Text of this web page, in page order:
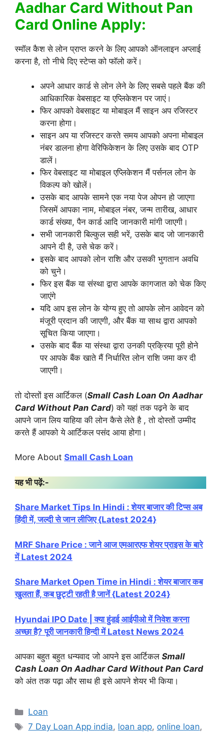
Aadhar Card Without Pan
Card Online Apply:
स्मॉल कैश से लोन प्राप्त करने के लिए आपको ऑनलाइन अप्लाई
करना है, तो नीचे दिए स्टेप्स को फॉलो करें।
अपने आधार कार्ड से लोन लेने के लिए सबसे पहले बैंक की
आधिकारिक वेबसाइट या एप्लिकेशन पर जाएं।
फिर आपको वेबसाइट या मोबाइल मैं साइन अप रजिस्टर
करना होगा।
साइन अप या रजिस्टर करते समय आपको अपना मोबाइल
नंबर डालना होगा वेरिफिकेशन के लिए उसके बाद OTP
डालें।
फिर वेबसाइट या मोबाइल एप्लिकेशन मैं पर्सनल लोन के
विकल्प को खोलें।
उसके बाद आपके सामने एक नया पेज ओपन हो जाएगा
जिसमें आपका नाम, मोबाइल नंबर, जन्म तारीख, आधार
कार्ड संख्या, पैन कार्ड आदि जानकारी मांगी जाएगी।
सभी जानकारी बिल्कुल सही भरें, उसके बाद जो जानकारी
आपने दी है, उसे चेक करें।
इसके बाद आपको लोन राशि और उसकी भुगतान अवधि
को चुने।
फिर इस बैंक या संस्था द्वारा आपके कागजात को चेक किए
जाएंगे
यदि आप इस लोन के योग्य हुए तो आपके लोन आवेदन को
मंजूरी प्रदान की जाएगी, और बैंक या साथ द्वारा आपको
सूचित किया जाएगा।
उसके बाद बैंक या संस्था द्वारा उनकी प्रक्रिया पूरी होने
पर आपके बैंक खाते मैं निर्धारित लोन राशि जमा कर दी
जाएगी।
तो दोस्तों इस आर्टिकल (Small Cash Loan On Aadhar
Card Without Pan Card) को यहां तक पढ़ने के बाद
आपने जान लिय याहिया की लोन कैसे लेते है , तो दोस्तों उम्मीद
करते हैं आपको ये आर्टिकल पसंद आया होगा।
More About Small Cash Loan
यह भी पढ़ें:-
Share Market Tips In Hindi : शेयर बाजार की टिप्स अब
हिंदी में, जल्दी से जान लीजिए {Latest 2024}
MRF Share Price : जाने आज एमआरएफ शेयर प्राइस के बारे
में Latest 2024
Share Market Open Time in Hindi : शेयर बाजार कब
खुलता हैं, कब छुट्टी रहती है जानें {Latest 2024}
Hyundai IPO Date | क्या हुंडई आईपीओ में निवेश करना
अच्छा है? पूरी जानकारी हिन्दी में Latest News 2024
आपका बहुत बहुत धन्यवाद जो आपने इस आर्टिकल Small
Cash Loan On Aadhar Card Without Pan Card
को अंत तक पढ़ा और साथ ही इसे आपने शेयर भी किया।
Categories
Loan
Tags
7 Day Loan App india, loan app, online loan,